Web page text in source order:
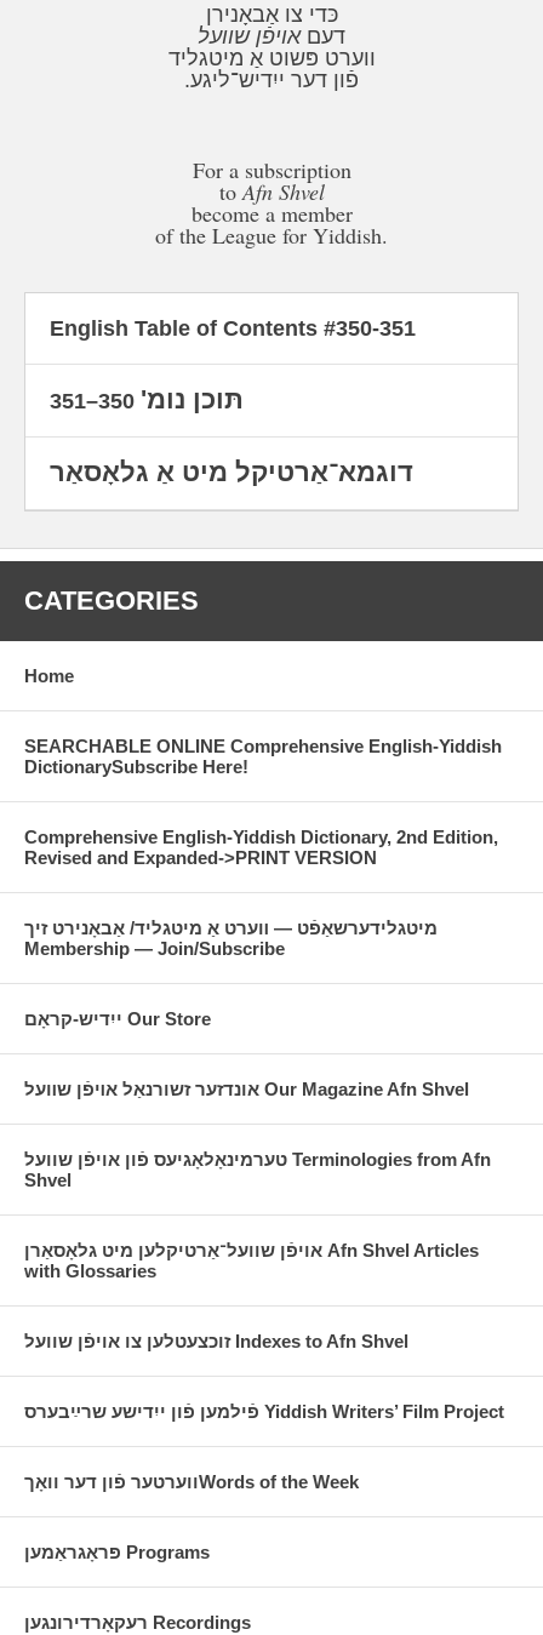
כּדי צו אַבאָנירן
דעםאויפֿן שוועל
ווערט פּשוט אַ מיטגליד
פֿון דער ייִדיש־ליגע.
For a subscription
toAfn Shvel
become a member
of the League for Yiddish.
English Table of Contents #350-351
תּוכן נומ'
דוגמא־אַרטיקל מיט אַ גלאָסאַר
CATEGORIES
Home
SEARCHABLE ONLINE Comprehensive English-Yiddish
DictionarySubscribe Here!
Comprehensive English-Yiddish Dictionary, 2nd Edition,
Revised and Expanded->PRINT VERSION
מיטגלידערשאַפֿט — װערט אַ מיטגליד/ אַבאָנירט זיך
Membership — Join/Subscribe
ייִדיש-קראָם Our Store
אונדזער זשורנאַל אױפֿן שװעל Our Magazine Afn Shvel
טערמינאָלאָגיעס פֿון אויפֿן שוועל Terminologies from Afn
Shvel
אויפֿן שוועל־אַרטיקלען מיט גלאָסאַרן Afn Shvel Articles
with Glossaries
זוכצעטלען צו אויפֿן שוועל Indexes to Afn Shvel
פֿילמען פֿון ייִדישע שרײַבערס Yiddish Writers’ Film Project
ווערטער פֿון דער וואָךWords of the Week
פּראָגראַמען Programs
רעקאָרדירונגען Recordings